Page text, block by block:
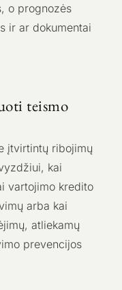
o prognozės
ir ar dokumentai
teismo
įtvirtintų ribojimų
kai
vartojimo kredito
arba kai
atliekamų
prevencijos